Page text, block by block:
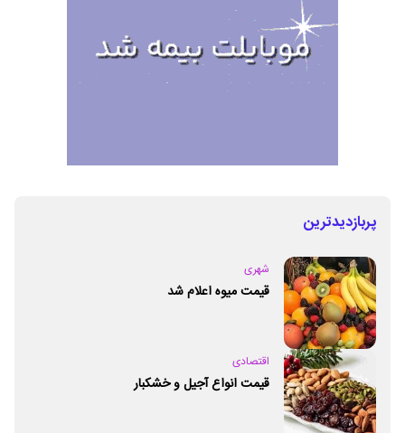
پربازدیدترین
شهری
قیمت میوه اعلام شد
اقتصادی
قیمت انواع آجیل و خشکبار